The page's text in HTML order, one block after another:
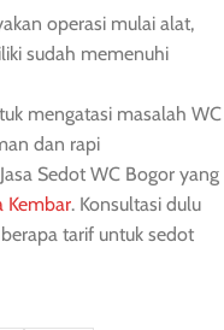
operasi mulai alat,
sudah memenuhi
mengatasi masalah WC
dan rapi
Sedot WC Bogor yang
Kembar. Konsultasi dulu
tarif untuk sedot